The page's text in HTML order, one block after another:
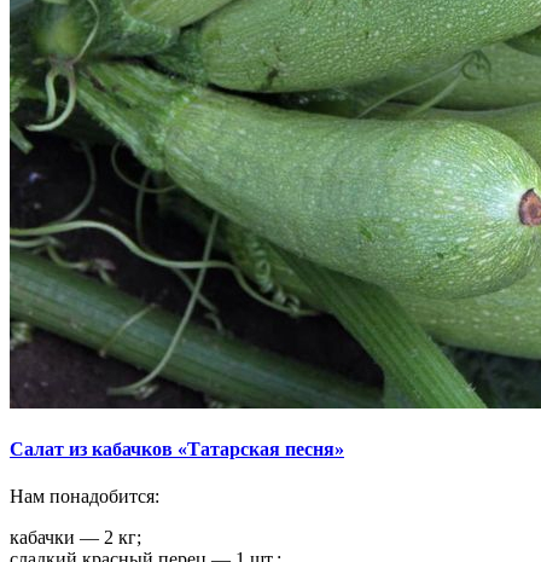
Салат из кабачков «Татарская песня»
Нам понадобится:
кабачки — 2 кг;